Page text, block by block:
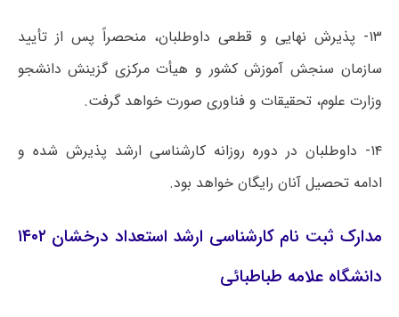
۱۳- پذیرش نهایی و قطعی داوطلبان، منحصراً پس از تأیید
سازمان سنجش آموزش کشور و هیأت مرکزی گزینش دانشجو
وزارت علوم، تحقیقات و فناوری صورت خواهد گرفت.
۱۴- داوطلبان در دوره روزانه کارشناسی ارشد پذیرش شده و
ادامه تحصیل آنان رایگان خواهد بود.
مدارک ثبت نام کارشناسی ارشد استعداد درخشان ۱۴۰۲
دانشگاه علامه طباطبائی